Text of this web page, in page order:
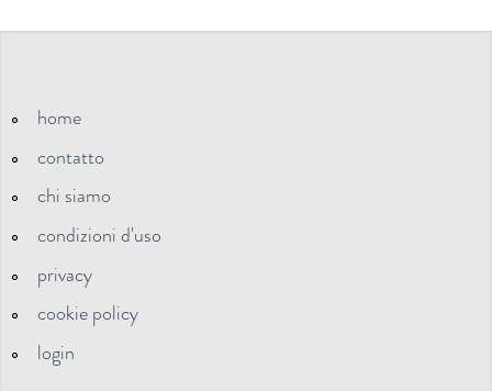
home
contatto
chi siamo
condizioni d'uso
privacy
cookie policy
login